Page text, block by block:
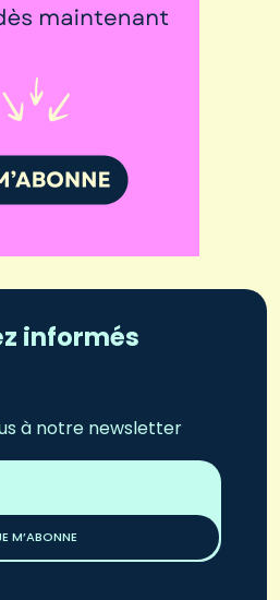
informés
à notre newsletter
M’ABONNE